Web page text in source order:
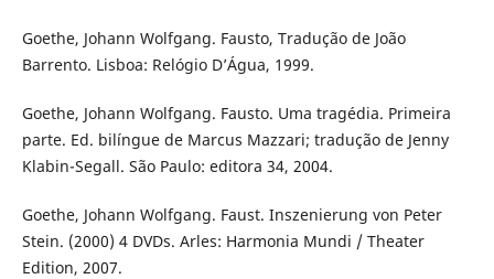
Goethe, Johann Wolfgang. Fausto, Tradução de João
Barrento. Lisboa: Relógio D’Água, 1999.
Goethe, Johann Wolfgang. Fausto. Uma tragédia. Primeira
parte. Ed. bilíngue de Marcus Mazzari; tradução de Jenny
Klabin-Segall. São Paulo: editora 34, 2004.
Goethe, Johann Wolfgang. Faust. Inszenierung von Peter
Stein. (2000) 4 DVDs. Arles: Harmonia Mundi / Theater
Edition, 2007.